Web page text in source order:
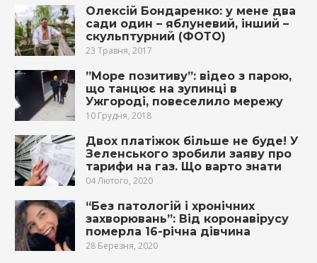
Олексій Бондаренко: у мене два
сади один – яблуневий, інший –
скульптурний (ФОТО)
23 Травня, 2017
”Море позитиву”: відео з парою,
що танцює на зупинці в
Ужгороді, повеселило мережу
10 Грудня, 2018
Двох платіжок більше не буде! У
Зеленського зробили заяву про
тарифи на газ. Що варто знати
04 Лютого, 2020
“Без патологій і хронічних
захворювань”: Від коронавірусу
померла 16-річна дівчина
28 Березня, 2020